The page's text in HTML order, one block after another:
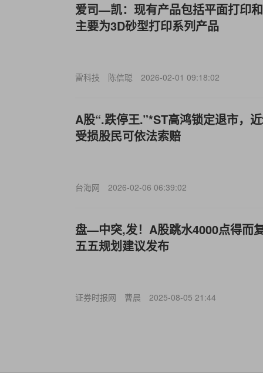
爱司—凯：现有产品包括平面打印
主要为3D砂型打印系列产品
雷科技 陈信聪 2026-02-01 09:18:02
A股“.跌停王.”*ST高鸿锁定退市，
受损股民可依法索赔
台海网 2026-02-06 06:39:02
盘—中突,发！A股跳水4000点得而
五五规划建议发布
证券时报网 曹晨 2025-08-05 21:44